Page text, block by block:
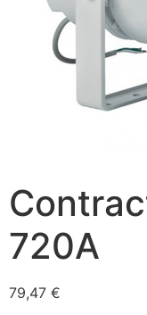
720A
79,47 €